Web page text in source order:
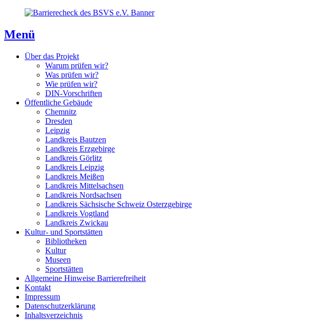
Inhaltsverzeichnis
Kontaktseite
Inhalt
Menü
Über das Projekt
Warum prüfen wir?
Was prüfen wir?
Wie prüfen wir?
DIN-Vorschriften
Öffentliche Gebäude
Chemnitz
Dresden
Leipzig
Landkreis Bautzen
Landkreis Erzgebirge
Landkreis Görlitz
Landkreis Leipzig
Landkreis Meißen
Landkreis Mittelsachsen
Landkreis Nordsachsen
Landkreis Sächsische Schweiz Osterzgebirge
Landkreis Vogtland
Landkreis Zwickau
Kultur- und Sportstätten
Bibliotheken
Kultur
Museen
Sportstätten
Allgemeine Hinweise Barrierefreiheit
Kontakt
Impressum
Datenschutzerklärung
Inhaltsverzeichnis